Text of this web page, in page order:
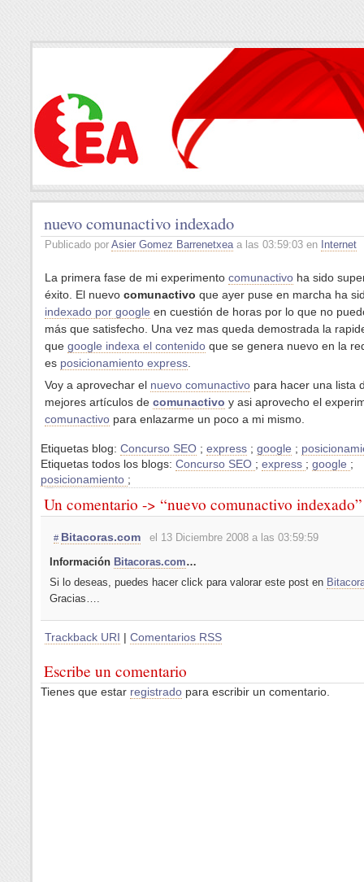
nuevo comunactivo indexado
Publicado por Asier Gomez Barrenetxeaa las 03:59:03 en Internet
La primera fase de mi experimento comunactivo ha sido
éxito. El nuevo comunactivo que ayer puse en marcha ha
indexado por google en cuestión de horas por lo que no
más que satisfecho. Una vez mas queda demostrada la
que google indexa el contenido que se genera nuevo en la
es posicionamiento express
Voy a aprovechar el nuevo comunactivo para hacer una lista
mejores artículos de comunactivo y asi aprovecho el
comunactivo para enlazarme un poco a mi mismo.
Etiquetas blog: Concurso SEO ; express ; google ;
Etiquetas todos los blogs: Concurso SEO ; express ; google ;
posicionamiento ;
Un comentario -> “nuevo comunactivo indexado”
# Bitacoras.com
el 13 Diciembre 2008 a las 03:59:59
Información Bitacoras.com…
Si lo deseas, puedes hacer click para valorar este post en
Gracias….
Trackback URI | Comentarios RSS
Escribe un comentario
Tienes que estar registrado para escribir un comentario.